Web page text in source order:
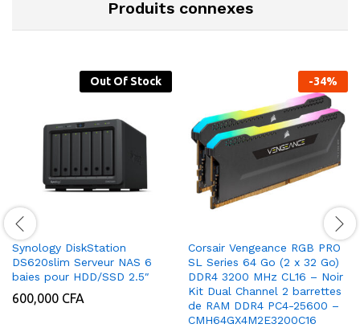
Produits connexes
Out Of Stock
Synology DiskStation
DS620slim Serveur NAS 6
baies pour HDD/SSD 2.5″
600,000 CFA
-34%
Corsair Vengeance RGB PRO
SL Series 64 Go (2 x 32 Go)
DDR4 3200 MHz CL16 – Noir
Kit Dual Channel 2 barrettes
de RAM DDR4 PC4-25600 –
CMH64GX4M2E3200C16